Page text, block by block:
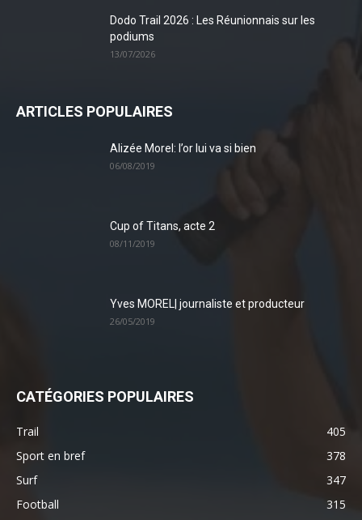
Dodo Trail 2026 : Les Réunionnais sur les
podiums
13/07/2026
ARTICLES POPULAIRES
Alizée Morel: l’or lui va si bien
06/08/2019
Cup of Titans, acte 2
08/11/2019
Yves MOREL| journaliste et producteur
26/05/2019
CATÉGORIES POPULAIRES
Trail
405
Sport en bref
378
Surf
347
Football
315